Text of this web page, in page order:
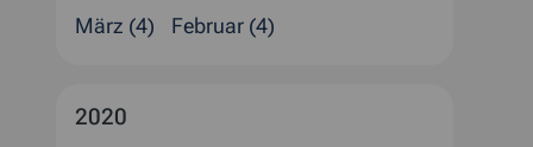
März (4)
Februar (4)
2020